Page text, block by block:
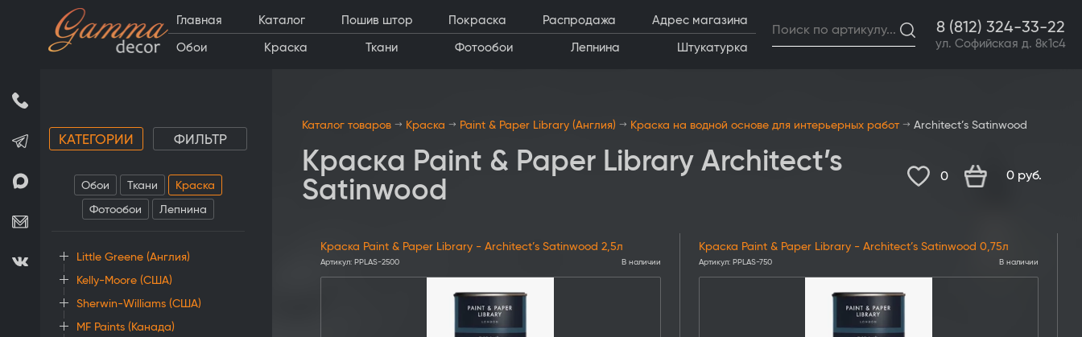
Главная Каталог Пошив штор Покраска Распродажа Адрес магазина
Обои Краска Ткани Фотообои Лепнина Штукатурка
8 (812) 324-33-22
ул. Софийская д. 8к1с4
КАТЕГОРИИ ФИЛЬТР
Обои Ткани Краска
Фотообои Лепнина
Little Greene (Англия)
Kelly-Moore (США)
Sherwin-Williams (США)
MF Paints (Канада)
Каталог товаров Краска Paint & Paper Library (Англия) Краска на водной основе для интерьерных работ Architect’s Satinwood
Краска Paint & Paper Library Architect’s
Satinwood
0 0 руб.
Краска Paint & Paper Library - Architect’s Satinwood 2,5л
Артикул: PPLAS-2500 В наличии
Краска Paint & Paper Library - Architect’s Satinwood 0,75л
Артикул:PPLAS-750 В наличии